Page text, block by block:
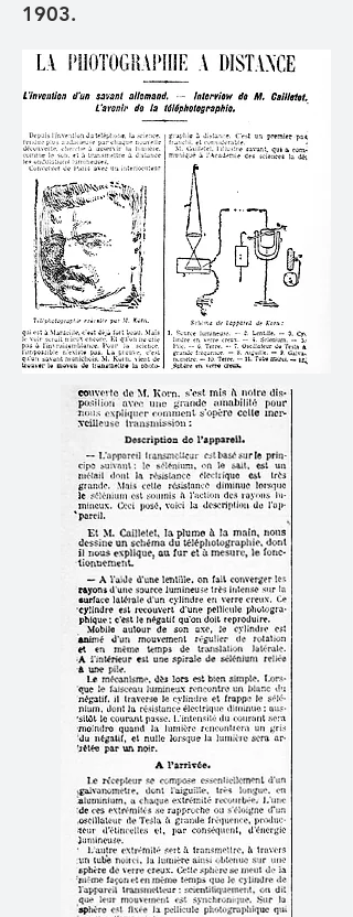
1903.